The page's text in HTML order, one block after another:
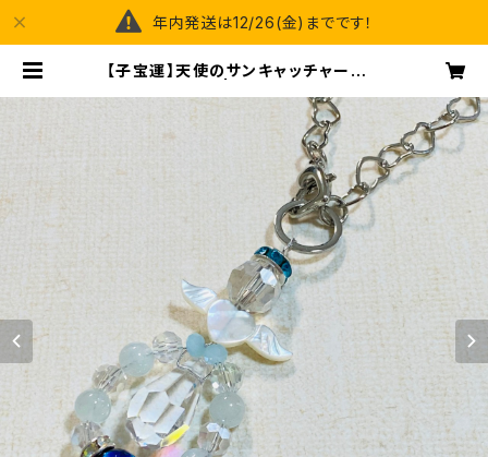
年内発送は12/26(金)までです！
【子宝運】天使のサンキャッチャーバッ